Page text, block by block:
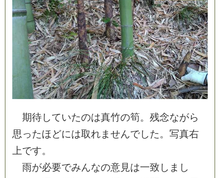
期待していたのは真竹の筍。 残念ながら
思 ったほ どには取れま せんでした。 写真右
上です。
雨が必要でみんなの意見は一致し ま し